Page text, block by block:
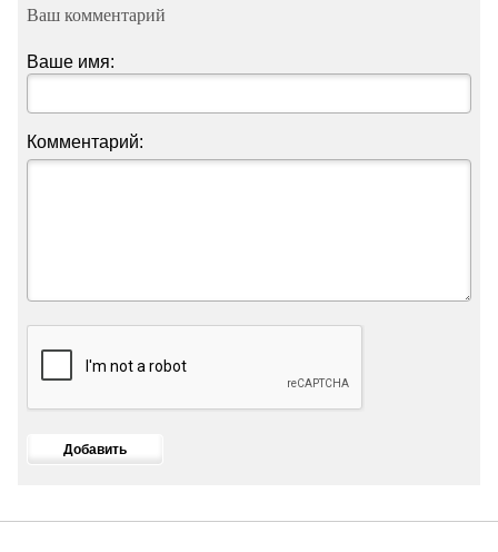
Ваш комментарий
Ваше имя:
Комментарий: